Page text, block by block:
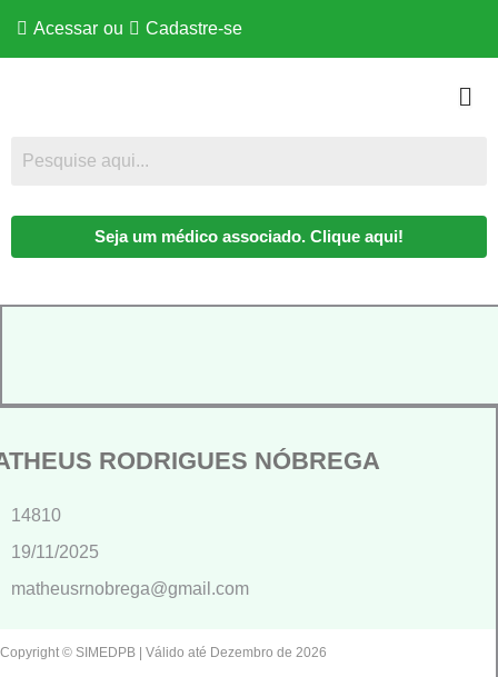
Acessar ou Cadastre-se
Seja um médico associado. Clique aqui!
RODRIGUES NÓBREGA
14810
19/11/2025
matheusrnobrega@gmail.com
Copyright © SIMEDPB | Válido até Dezembro de 2026